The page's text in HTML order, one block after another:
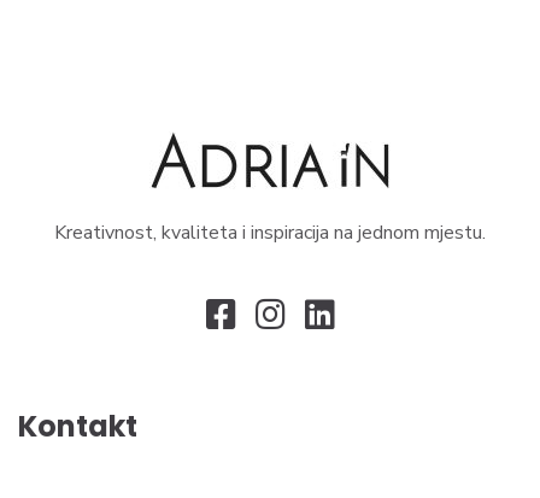
Kreativnost, kvaliteta i inspiracija na jednom mjestu.
Kontakt